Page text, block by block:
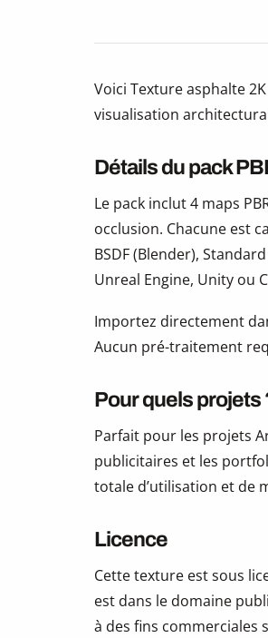
Voici Texture asphalte
visualisation
Détails du pack
Le pack inclut 4 maps
occlusion. Chacune est
BSDF (Blender),
Unreal Engine, Unity ou
Importez directement
Aucun pré-traitement
Pour quels projets
Parfait pour les projets
publicitaires et les
totale d’utilisation et de
Licence
Cette texture est sous
est dans le domaine
à des fins commerciales